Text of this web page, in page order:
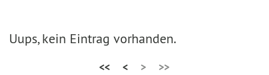
Uups, kein Eintrag vorhanden.
<< < > >>